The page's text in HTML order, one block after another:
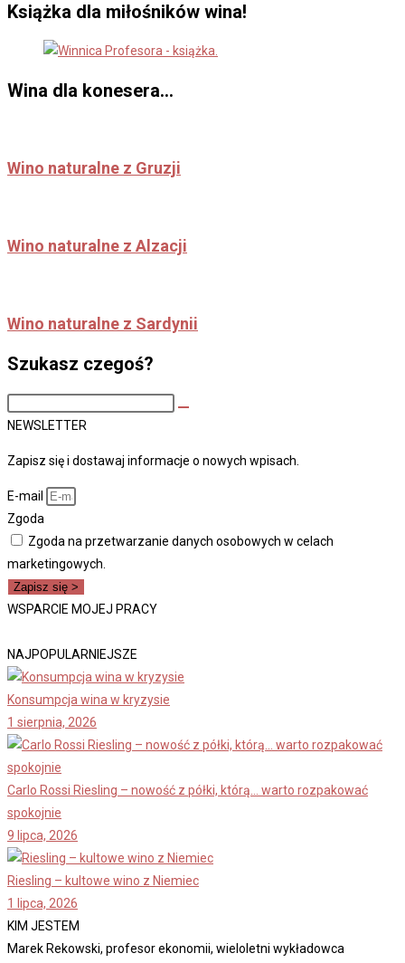
Książka dla miłośników wina!
Wina dla konesera...
Wino naturalne z Gruzji
Wino naturalne z Alzacji
Wino naturalne z Sardynii
Szukasz czegoś?
this
NEWSLETTER
Zapisz się i dostawaj informacje o nowych wpisach.
E-mail
Zgoda
Zgoda na przetwarzanie danych osobowych w celach
marketingowych.
Zapisz się >
WSPARCIE MOJEJ PRACY
NAJPOPULARNIEJSZE
Konsumpcja wina w kryzysie
1 sierpnia, 2026
Carlo Rossi Riesling – nowość z półki, którą… warto rozpakować
spokojnie
9 lipca, 2026
Riesling – kultowe wino z Niemiec
1 lipca, 2026
KIM JESTEM
Marek Rekowski, profesor ekonomii, wieloletni wykładowca